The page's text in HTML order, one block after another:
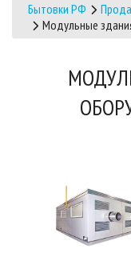
Бытовки РФ
Модульные